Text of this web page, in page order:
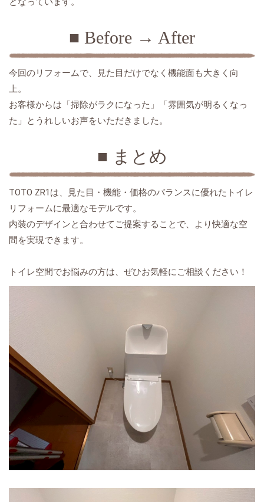
■ Before → After
今回のリフォームで、見た目だけでなく機能面も大きく向
上。
お客様からは「掃除がラクになった」「雰囲気が明るくなっ
た」とうれしいお声をいただきました。
■ まとめ
TOTO ZR1 は、見た目・機能・価格のバランスに優れたトイレ
リフォームに最適なモデルです。
内装のデザインと合わせてご提案することで、より快適な空
間を実現できます。
トイレ空間でお悩みの方は、ぜひお気軽にご相談ください！